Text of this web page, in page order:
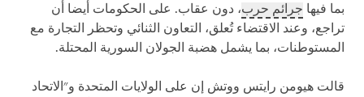
بما فيها جرائم حرب، دون عقاب. على الحكومات أيضا أن
تراجع، وعند الاقتضاء تُعلق، التعاون الثنائي وتحظر التجارة مع
المستوطنات، بما يشمل هضبة الجولان السورية المحتلة.
قالت هيومن رايتس ووتش إن على الولايات المتحدة و"الاتحاد